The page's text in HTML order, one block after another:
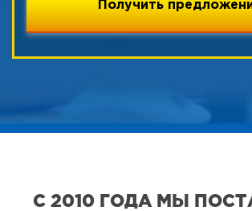
С 2010 ГОДА МЫ